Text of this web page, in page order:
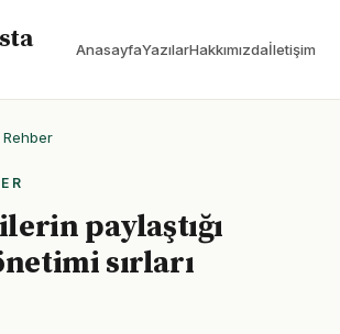
AnasayfaYazılarHakkımızdaİletişim
paylaştığı
sırları